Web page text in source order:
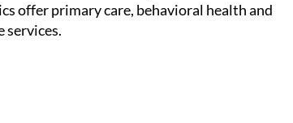
offer primary care, behavioral health and
services.